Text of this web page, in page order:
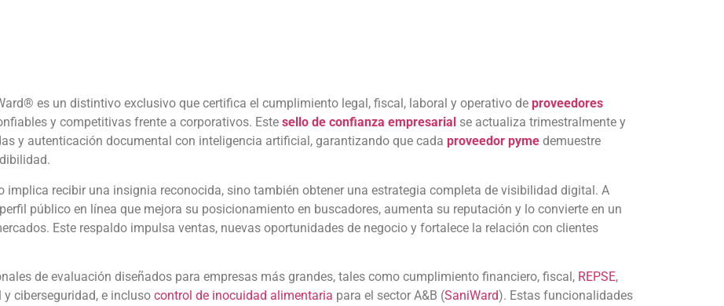
es un distintivo exclusivo que certifica el cumplimiento legal, fiscal, laboral y operativo de proveedores
y competitivas frente a corporativos. Este sello de confianza empresarial se actualiza trimestralmente y
y autenticación documental con inteligencia artificial, garantizando que cada proveedor pyme demuestre
implica recibir una insignia reconocida, sino también obtener una estrategia completa de visibilidad digital. A
público en línea que mejora su posicionamiento en buscadores, aumenta su reputación y lo convierte en un
Este respaldo impulsa ventas, nuevas oportunidades de negocio y fortalece la relación con clientes
de evaluación diseñados para empresas más grandes, tales como cumplimiento financiero, fiscal, REPSE,
ciberseguridad, e incluso control de inocuidad alimentaria para el sector A&B (SaniWard). Estas funcionalidades